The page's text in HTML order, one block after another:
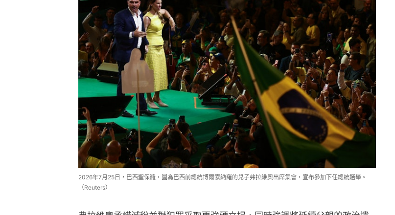
2026年7月25日，巴西聖保羅，圖為巴西前總統博爾索納羅的兒子弗拉維奧出席集會，宣布參加下任總統選舉。
（Reuters）